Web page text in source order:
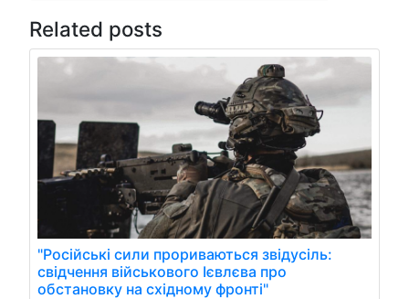
Related posts
"Російські сили прориваються звідусіль:
свідчення військового Ієвлєва про
обстановку на східному фронті"